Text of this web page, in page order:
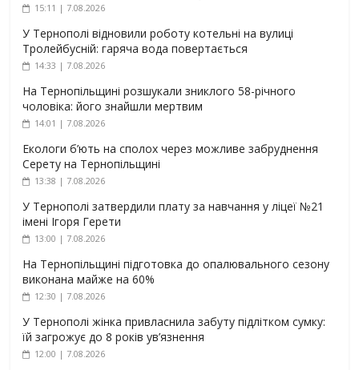
15:11 | 7.08.2026
У Тернополі відновили роботу котельні на вулиці
Тролейбусній: гаряча вода повертається
14:33 | 7.08.2026
На Тернопільщині розшукали зниклого 58-річного
чоловіка: його знайшли мертвим
14:01 | 7.08.2026
Екологи б’ють на сполох через можливе забруднення
Серету на Тернопільщині
13:38 | 7.08.2026
У Тернополі затвердили плату за навчання у ліцеї №21
імені Ігоря Герети
13:00 | 7.08.2026
На Тернопільщині підготовка до опалювального сезону
виконана майже на 60%
12:30 | 7.08.2026
У Тернополі жінка привласнила забуту підлітком сумку:
їй загрожує до 8 років ув’язнення
12:00 | 7.08.2026